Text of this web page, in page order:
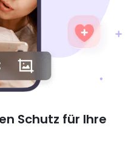
Schutz für Ihre